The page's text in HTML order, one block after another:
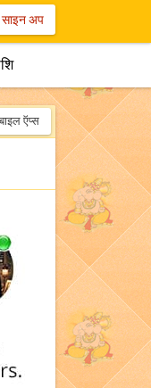
साइन अप
ऍप्स